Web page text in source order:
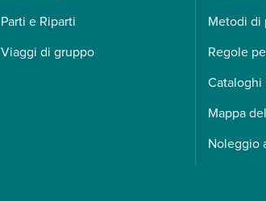
Parti e Riparti
Viaggi di gruppo
Metodi di
Regole
Cataloghi
Mappa
Noleggio